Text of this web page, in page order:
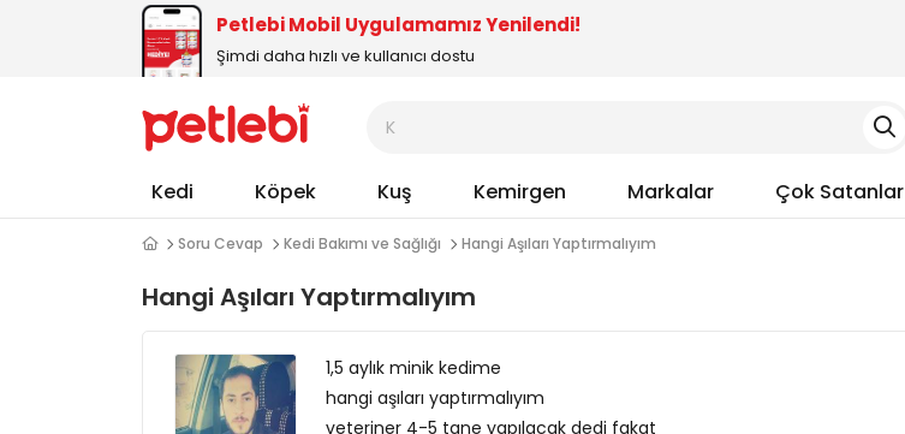
Petlebi Mobil Uygulamamız Yenilendi!
Şimdi daha hızlı ve kullanıcı dostu
Kedi Köpek Kuş Kemirgen Markalar Çok Satanlar
Soru Cevap Kedi Bakımı ve Sağlığı Hangi Aşıları Yaptırmalıyım
Hangi Aşıları Yaptırmalıyım
1,5 aylık minik kedime
hangi aşıları yaptırmalıyım
veteriner 4-5 tane yapılacak dedi fakat